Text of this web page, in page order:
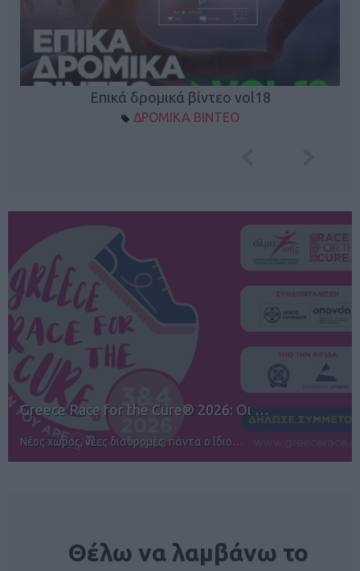
Επικά δρομικά βίντεο vol18
ΔΡΟΜΙΚΑ ΒΙΝΤΕΟ
12ος TUI Rhodes Marathon: Άνοιγμα ε…
Αγώνες για όλους στην Ρόδο
Θέλω να λαμβάνω το